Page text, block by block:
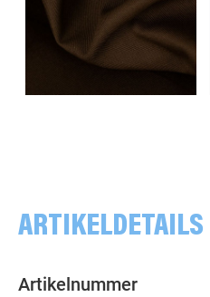
ARTIKELDETAILS
Artikelnummer